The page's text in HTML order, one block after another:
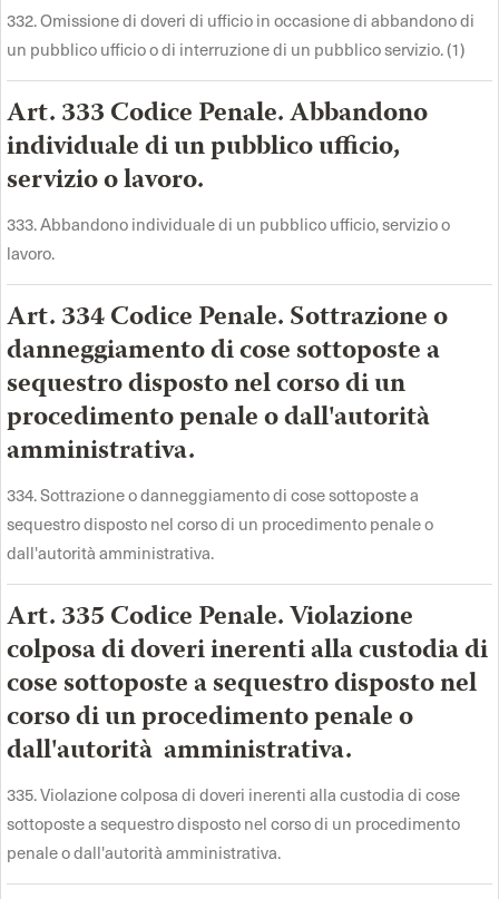
332. Omissione di doveri di ufficio in occasione di abbandono di
un pubblico ufficio o di interruzione di un pubblico servizio. (1)
Art. 333 Codice Penale. Abbandono
individuale di un pubblico ufficio,
servizio o lavoro.
333. Abbandono individuale di un pubblico ufficio, servizio o
lavoro.
Art. 334 Codice Penale. Sottrazione o
danneggiamento di cose sottoposte a
sequestro disposto nel corso di un
procedimento penale o dall'autorità
amministrativa.
334. Sottrazione o danneggiamento di cose sottoposte a
sequestro disposto nel corso di un procedimento penale o
dall'autorità amministrativa.
Art. 335 Codice Penale. Violazione
colposa di doveri inerenti alla custodia di
cose sottoposte a sequestro disposto nel
corso di un procedimento penale o
dall'autorità amministrativa.
335. Violazione colposa di doveri inerenti alla custodia di cose
sottoposte a sequestro disposto nel corso di un procedimento
penale o dall'autorità amministrativa.